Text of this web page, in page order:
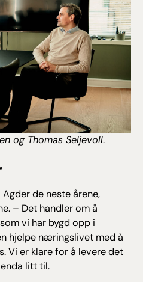
og Thomas Seljevoll.
de neste årene,
– Det handler om å
vi har bygd opp i
hjelpe næringslivet med å
Vi er klare for å levere det
litt til.